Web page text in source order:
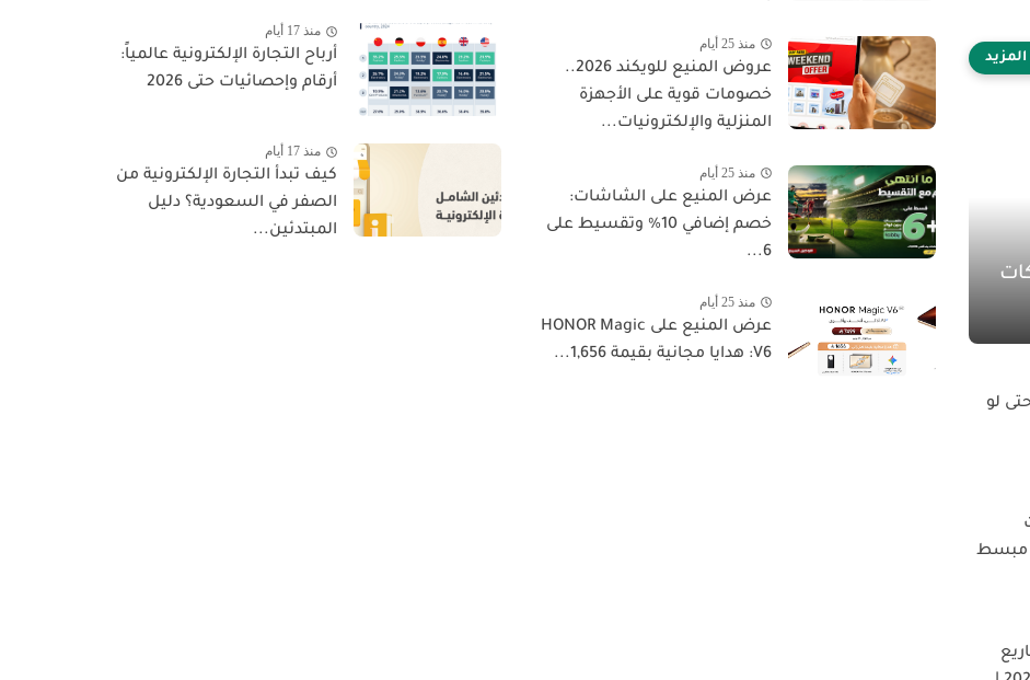
لو
مبسط
منذ 25 أيام
عروض المنيع للويكند 2026..
خصومات قوية على الأجهزة
المنزلية والإلكترونيات...
منذ 25 أيام
عرض المنيع على الشاشات:
خصم إضافي 10% وتقسيط على
6...
منذ 25 أيام
عرض المنيع على HONOR Magic
V6: هدايا مجانية بقيمة 1,656...
منذ 17 أيام
أرباح التجارة الإلكترونية عالمياً:
أرقام وإحصائيات حتى 2026
منذ 17 أيام
كيف تبدأ التجارة الإلكترونية من
الصفر في السعودية؟ دليل
المبتدئين...